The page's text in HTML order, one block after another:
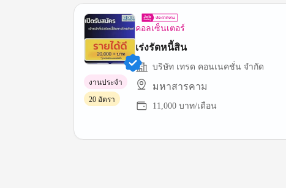
คอลเซ็นเตอร์
เร่งรัดหนี้สิน
บริษัท เทรด คอนเนคชั่น จำกัด
มหาสารคาม
11,000 บาท/เดือน
งานประจำ
20 อัตรา